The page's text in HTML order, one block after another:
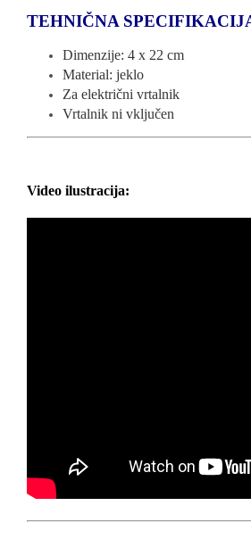
TEHNIČNA
Dimenzije: 4 x 22 cm
Material: jeklo
Za električni vrtalnik
Vrtalnik ni vključen
Video ilustracija: